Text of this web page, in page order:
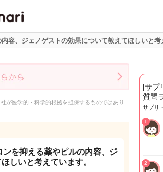
容、ジェノゲストの効果について教えてほしいと考
が医学的・科学的根拠を担保するものではあり
を抑える薬やピルの内容、ジ
しいと考えています。
[サプ
質問
サプリ
1
2